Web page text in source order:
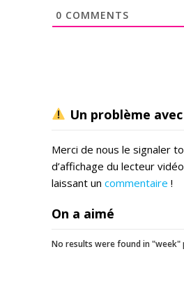
0 COMMENTS
Un problème
Merci de nous le signaler
d’affichage du lecteur
laissant un commentaire !
On a aimé
No results were found in "week"